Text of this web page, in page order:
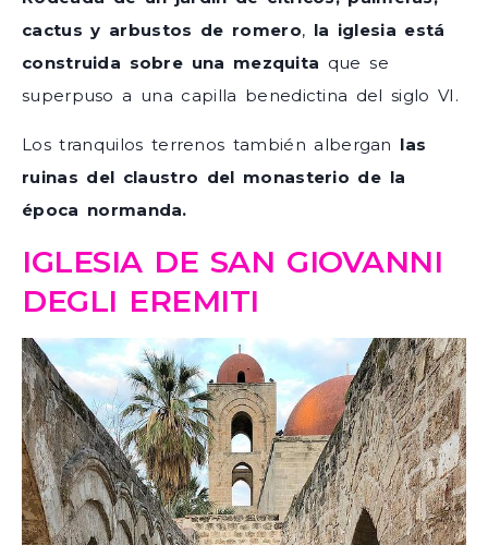
cactus y arbustos de romero, la iglesia está
construida sobre una mezquita que se
superpuso a una capilla benedictina del siglo VI.
Los tranquilos terrenos también albergan las
ruinas del claustro del monasterio de la
época normanda.
IGLESIA DE SAN GIOVANNI
DEGLI EREMITI